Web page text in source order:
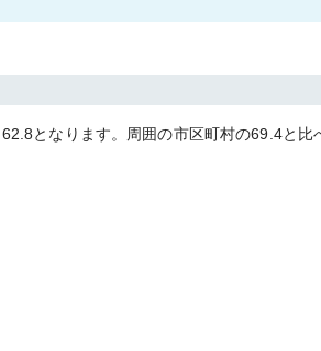
62.8となります。 周囲の市区町村の69.4と比